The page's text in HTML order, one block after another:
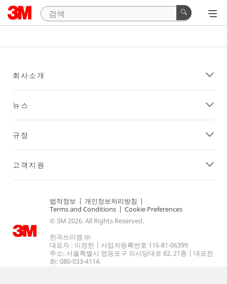
회사소개
뉴스
규정
고객지원
법적정보 | 개인정보처리방침 |
Terms and Conditions | Cookie Preferences
© 3M 2026. All Rights Reserved.
한국쓰리엠 ㈜
대표자 : 이정한 | 사업자등록번호 116-81-06399
주소: 서울특별시 영등포구 의사당대로 82, 21층 | 대표전
화: 080-033-4114.